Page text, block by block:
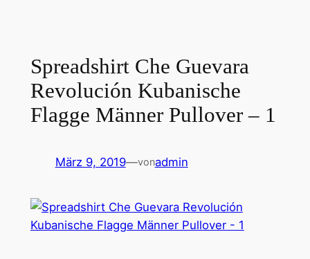
Spreadshirt Che Guevara
Revolución Kubanische
Flagge Männer Pullover – 1
März 9, 2019—vonadmin